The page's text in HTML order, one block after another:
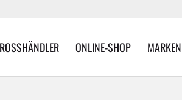
ONLINE-SHOP MARKEN